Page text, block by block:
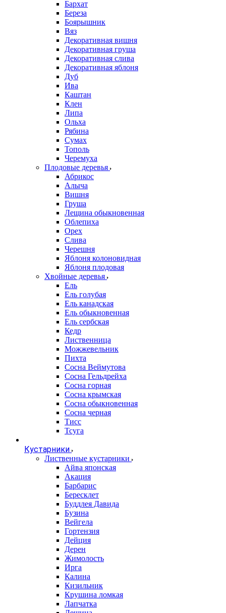
Бархат
Береза
Боярышник
Вяз
Декоративная вишня
Декоративная груша
Декоративная слива
Декоративная яблоня
Дуб
Ива
Каштан
Клен
Липа
Ольха
Рябина
Сумах
Тополь
Черемуха
Плодовые деревья
Абрикос
Алыча
Вишня
Груша
Лещина обыкновенная
Облепиха
Орех
Слива
Черешня
Яблоня колоновидная
Яблоня плодовая
Хвойные деревья
Ель
Ель голубая
Ель канадская
Ель обыкновенная
Ель сербская
Кедр
Лиственница
Можжевельник
Пихта
Сосна Веймутова
Сосна Гельдрейха
Сосна горная
Сосна крымская
Сосна обыкновенная
Сосна черная
Тисс
Тсуга
Кустарники
Лиственные кустарники
Айва японская
Акация
Барбарис
Бересклет
Буддлея Давида
Бузина
Вейгела
Гортензия
Дейция
Дерен
Жимолость
Ирга
Калина
Кизильник
Крушина ломкая
Лапчатка